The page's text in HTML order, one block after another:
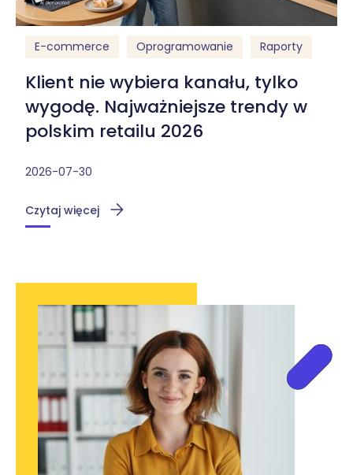
E-commerce Oprogramowanie Raporty
Klient nie wybiera kanału, tylko
wygodę. Najważniejsze trendy w
polskim retailu 2026
2026-07-30
Czytaj więcej